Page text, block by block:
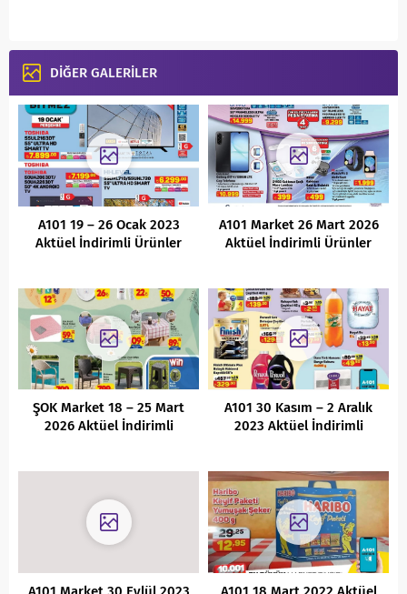
DİĞER GALERİLER
A101 19 – 26 Ocak 2023
Aktüel İndirimli Ürünler
A101 Market 26 Mart 2026
Aktüel İndirimli Ürünler
ŞOK Market 18 – 25 Mart
2026 Aktüel İndirimli
A101 30 Kasım – 2 Aralık
2023 Aktüel İndirimli